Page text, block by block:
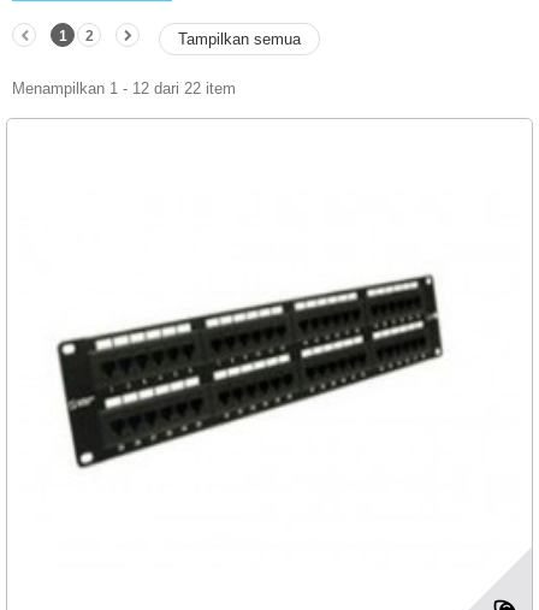
Tampilkan semua
1 2
Menampilkan 1 - 12 dari 22 item